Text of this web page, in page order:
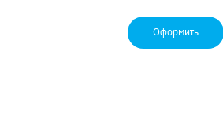
Оформить